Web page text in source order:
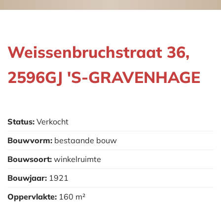
Weissenbruchstraat 36,
2596GJ 'S-GRAVENHAGE
Status: Verkocht
Bouwvorm: bestaande bouw
Bouwsoort: winkelruimte
Bouwjaar: 1921
Oppervlakte: 160 m²